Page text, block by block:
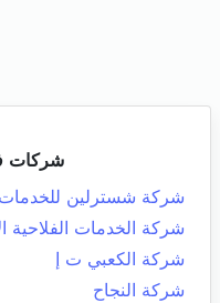
شركات
شركة شسترلين للخدمات
شركة الخدمات الفلاحية
شركة الكعبي ت إ
شركة النجاح